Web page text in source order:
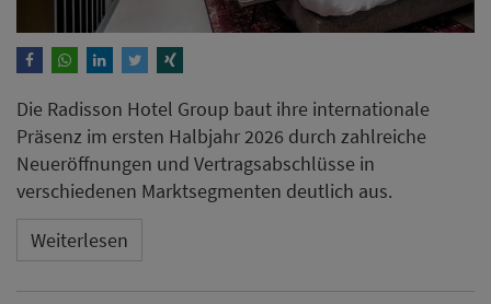
Die Radisson Hotel Group baut ihre internationale
Präsenz im ersten Halbjahr 2026 durch zahlreiche
Neueröffnungen und Vertragsabschlüsse in
verschiedenen Marktsegmenten deutlich aus.
Weiterlesen